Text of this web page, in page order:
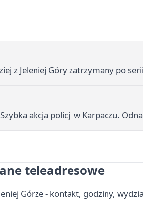
z Jeleniej Góry zatrzymany po
Szybka akcja policji w Karpaczu.
teleadresowe
Górze - kontakt, godziny,